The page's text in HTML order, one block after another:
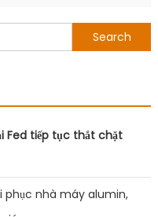
Fed tiếp tục thắt chặt
phục nhà máy alumin,